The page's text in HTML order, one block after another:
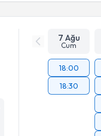
7 Ağu
Cum
18:00
18:30